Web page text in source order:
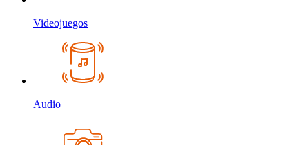
Videojuegos
Audio